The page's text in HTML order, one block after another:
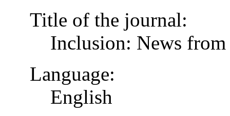
Title of the journal:
Inclusion: News
Language:
English